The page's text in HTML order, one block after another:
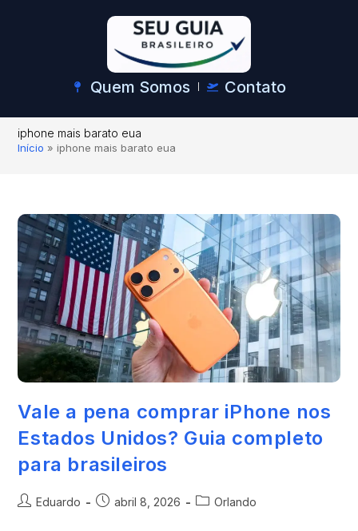
Quem Somos Contato
iphone mais barato eua
Início »iphone mais barato eua
Vale a pena comprar iPhone nos
Estados Unidos? Guia completo
para brasileiros
Eduardo abril 8, 2026 Orlando